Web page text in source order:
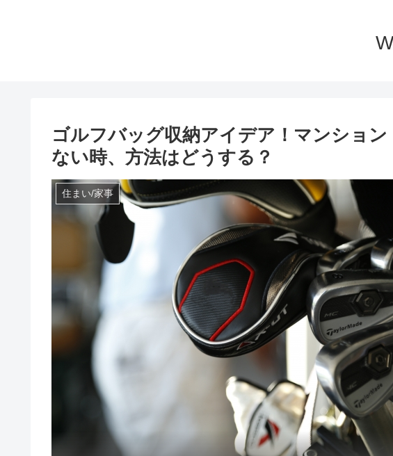
ゴルフバッグ収納アイデア！マンショ
ない時、方法はどうする？
住まい/家事